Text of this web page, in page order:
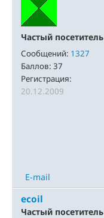
Частый посетитель
Сообщений: 1327
Баллов: 37
Регистрация:
20.12.2009
E-mail
ecoil
Частый посетитель